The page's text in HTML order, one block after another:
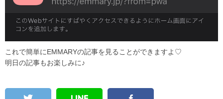
これで簡単にEMMARYの記事を見ることができますよ♡
明日の記事もお楽しみに♪